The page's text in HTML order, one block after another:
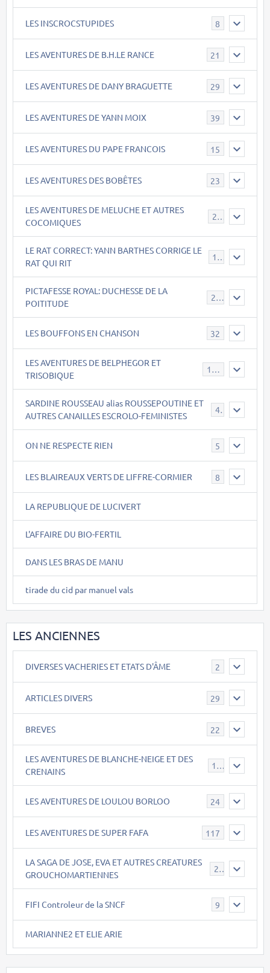
LES INSCROCSTUPIDES 8
LES AVENTURES DE B.H.LE RANCE 21
LES AVENTURES DE DANY BRAGUETTE 29
LES AVENTURES DE YANN MOIX 39
LES AVENTURES DU PAPE FRANCOIS 15
LES AVENTURES DES BOBÊTES 23
LES AVENTURES DE MELUCHE ET AUTRES
COCOMIQUES
22
LE RAT CORRECT: YANN BARTHES CORRIGE LE
RAT QUI RIT
15
PICTAFESSE ROYAL: DUCHESSE DE LA
POITITUDE
23
LES BOUFFONS EN CHANSON 32
LES AVENTURES DE BELPHEGOR ET
TRISOBIQUE
147
SARDINE ROUSSEAU alias ROUSSEPOUTINE ET
AUTRES CANAILLES ESCROLO-FEMINISTES
40
ON NE RESPECTE RIEN 5
LES BLAIREAUX VERTS DE LIFFRE-CORMIER 8
LA REPUBLIQUE DE LUCIVERT
L'AFFAIRE DU BIO-FERTIL
DANS LES BRAS DE MANU
tirade du cid par manuel vals
LES ANCIENNES
DIVERSES VACHERIES ET ETATS D'ÂME 2
ARTICLES DIVERS 29
BREVES 22
LES AVENTURES DE BLANCHE-NEIGE ET DES
CRENAINS
17
LES AVENTURES DE LOULOU BORLOO 24
LES AVENTURES DE SUPER FAFA 117
LA SAGA DE JOSE, EVA ET AUTRES CREATURES
GROUCHOMARTIENNES
26
FIFI Controleur de la SNCF 9
MARIANNE2 ET ELIE ARIE